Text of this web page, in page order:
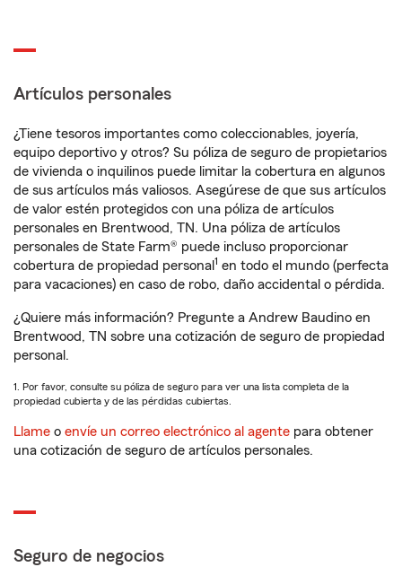
Artículos personales
¿Tiene tesoros importantes como coleccionables, joyería,
equipo deportivo y otros? Su póliza de seguro de propietarios
de vivienda o inquilinos puede limitar la cobertura en algunos
de sus artículos más valiosos. Asegúrese de que sus artículos
de valor estén protegidos con una póliza de artículos
personales en Brentwood, TN. Una póliza de artículos
personales de State Farm® puede incluso proporcionar
cobertura de propiedad personal 1 en todo el mundo (perfecta
para vacaciones) en caso de robo, daño accidental o pérdida.
¿Quiere más información? Pregunte a Andrew Baudino en
Brentwood, TN sobre una cotización de seguro de propiedad
personal.
1. Por favor, consulte su póliza de seguro para ver una lista completa de la
propiedad cubierta y de las pérdidas cubiertas.
Llame o envíe un correo electrónico al agente para obtener
una cotización de seguro de artículos personales.
Seguro de negocios